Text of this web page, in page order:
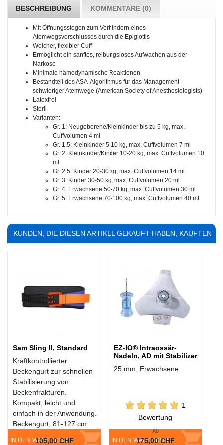
BESCHREIBUNG KOMMENTARE (0)
Mit Öffnungsstegen zum Verhindern eines
Atemwegsverschlusses durch die Epiglottis
Weicher, flexibler Cuff
Ermöglicht ein sanftes, reibungsloses Aufwachen aus der
Narkose
Minimale hämodynamische Reaktionen
Bestandteil des ASA-Algorithmus für das Management
schwieriger Atemwege (American Society of Anesthesiologists)
Latexfrei
Steril
Varianten:
Gr. 1: Neugeborene/Kleinkinder bis zu 5 kg, max.
Cuffvolumen 4 ml
Gr. 1.5: Kleinkinder 5-10 kg, max. Cuffvolumen 7 ml
Gr. 2: Kleinkinder/Kinder 10-20 kg, max. Cuffvolumen 10
ml
Gr. 2.5: Kinder 20-30 kg, max. Cuffvolumen 14 ml
Gr. 3: Kinder 30-50 kg, max. Cuffvolumen 20 ml
Gr. 4: Erwachsene 50-70 kg, max. Cuffvolumen 30 ml
Gr. 5: Erwachsene 70-100 kg, max. Cuffvolumen 40 ml
KUNDEN, DIE DIESEN ARTIKEL GEKAUFT HABEN, KAUFTEN
Sam Sling II, Standard
Kraftkontrollierter
Beckengurt zur schnellen
Stabilisierung von
Beckenfrakturen.
Kompakt, leicht und
einfach in der Anwendung.
Beckengurt, 81-127 cm
IN DEN WARENKORB
105,00 CHF
EZ-IO® Intraossär-
Nadeln, AD mit Stabilizer
25 mm, Erwachsene
IN DEN WARENKORB
Ab
175,00 CHF
1
Bewertung